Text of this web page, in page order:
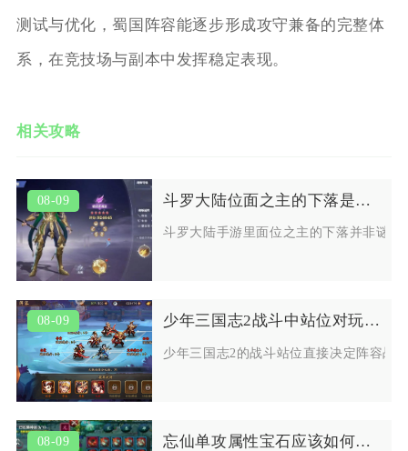
测试与优化，蜀国阵容能逐步形成攻守兼备的完整体
系，在竞技场与副本中发挥稳定表现。
相关攻略
08-09 斗罗大陆位面之主的下落是一种谜吗
斗罗大陆手游里面位之主的下落并非谜
08-09 少年三国志2战斗中站位对玩家的战略有何要求
少年三国志2的战斗站位直接决定阵容战
08-09 忘仙单攻属性宝石应该如何进阶